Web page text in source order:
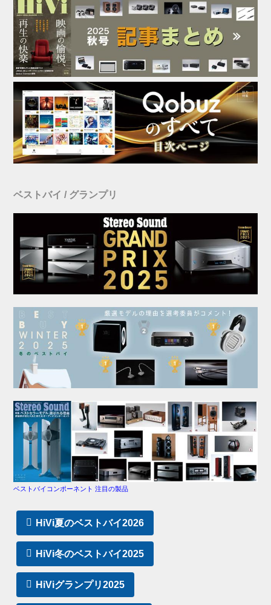
ベストバイ / グランプリ
ベストバイコンポーネント 注目の製品
HiVi夏のベストバイ2026
HiVi冬のベストバイ2025
HiViグランプリ2025